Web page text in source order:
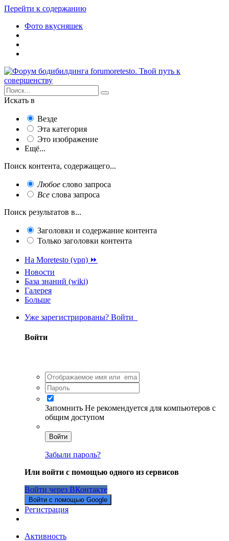
Перейти к содержанию
Фото вкусняшек
Искать в
Везде
Эта категория
Это изображение
Ещё...
Поиск контента, содержащего...
Любое слово запроса
Все слова запроса
Поиск результатов в...
Заголовки и содержание контента
Только заголовки контента
На Moretesto (vpn) ⏩
Новости
База знаний (wiki)
Галерея
Больше
Уже зарегистрированы? Войти
Войти
Запомнить Не рекомендуется для компьютеров с
общим доступом
Войти
Забыли пароль?
Или войти с помощью одного из сервисов
Войти через ВКонтакте
Войти с помощью Google
Регистрация
Активность